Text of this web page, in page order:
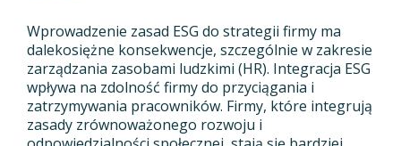
Wprowadzenie zasad ESG do strategii firmy ma
dalekosiężne konsekwencje, szczególnie w zakresie
zarządzania zasobami ludzkimi (HR). Integracja ESG
wpływa na zdolność firmy do przyciągania i
zatrzymywania pracowników. Firmy, które integrują
zasady zrównoważonego rozwoju i